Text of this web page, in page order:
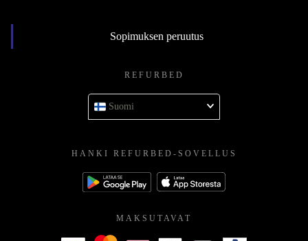
Sopimuksen peruutus
REFURBED
Suomi
HANKI REFURBED-SOVELLUS
MAKSUTAVAT